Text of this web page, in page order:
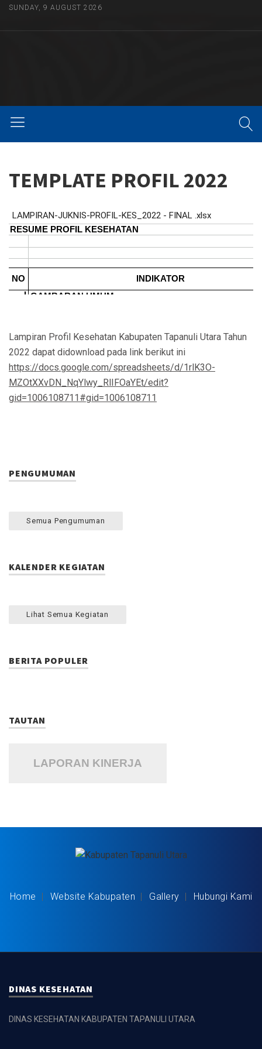
SUNDAY, 9 AUGUST 2026
TEMPLATE PROFIL 2022
Lampiran Profil Kesehatan Kabupaten Tapanuli Utara Tahun
2022 dapat didownload pada link berikut ini
https://docs.google.com/spreadsheets/d/1rlK3O-
MZOtXXvDN_NqYlwy_RlIFOaYEt/edit?
gid=1006108711#gid=1006108711
PENGUMUMAN
Semua Pengumuman
KALENDER KEGIATAN
Lihat Semua Kegiatan
BERITA POPULER
TAUTAN
Home Website Kabupaten Gallery Hubungi Kami
DINAS KESEHATAN
DINAS KESEHATAN KABUPATEN TAPANULI UTARA